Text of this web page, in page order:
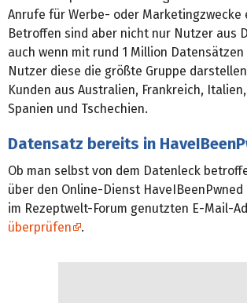
Anrufe für Werbe- oder Marketingzwecke
Betroffen sind aber nicht nur Nutzer aus
auch wenn mit rund 1 Million
Nutzer diese die größte Gruppe
Kunden aus Australien, Frankreich,
Spanien und Tschechien.
Datensatz bereits in
Ob man selbst von dem Datenleck
über den Online-Dienst
im Rezeptwelt-Forum genutzten E-Mail-
überprüfen
.